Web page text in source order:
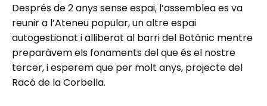
Després de 2 anys sense espai, l’assemblea es va
reunir a l’Ateneu popular, un altre espai
autogestionat i alliberat al barri del Botànic mentre
preparàvem els fonaments del que és el nostre
tercer, i esperem que per molt anys, projecte del
Racó de la Corbella.